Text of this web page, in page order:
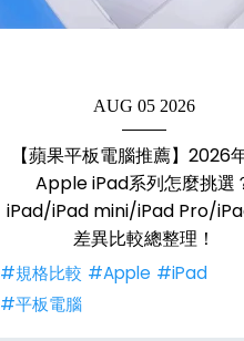
AUG 05 2026
【蘋果平板電腦推薦】2026
Apple iPad系列怎麼挑選
iPad/iPad mini/iPad Pro/
差異比較總整理！
#規格比較 #Apple #iPad
#平板電腦